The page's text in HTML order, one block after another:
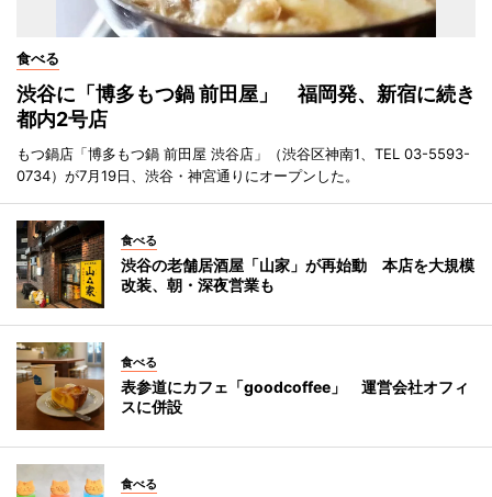
食べる
渋谷に「博多もつ鍋 前田屋」 福岡発、新宿に続き
都内2号店
もつ鍋店「博多もつ鍋 前田屋 渋谷店」（渋谷区神南1、TEL 03-5593-
0734）が7月19日、渋谷・神宮通りにオープンした。
食べる
渋谷の老舗居酒屋「山家」が再始動 本店を大規模
改装、朝・深夜営業も
食べる
表参道にカフェ「goodcoffee」 運営会社オフィ
スに併設
食べる